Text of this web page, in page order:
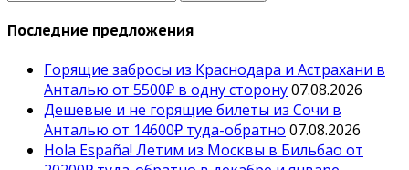
Последние предложения
Горящие забросы из Краснодара и Астрахани в
Анталью от 5500₽ в одну сторону07.08.2026
Дешевые и не горящие билеты из Сочи в
Анталью от 14600₽ туда-обратно 07.08.2026
Hola España! Летим из Москвы в Бильбао от